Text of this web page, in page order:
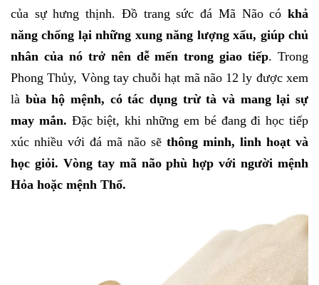
của sự hưng thịnh. Đồ trang sức đá Mã Não có khả
năng chống lại những xung năng lượng xấu, giúp chủ
nhân của nó trở nên dễ mến trong giao tiếp. Trong
Phong Thủy, Vòng tay chuỗi hạt mã não 12 ly được xem
là bùa hộ mệnh, có tác dụng trừ tà và mang lại sự
may mắn. Đặc biệt, khi những em bé đang đi học tiếp
xúc nhiều với đá mã não sẽ thông minh, linh hoạt và
học giỏi. Vòng tay mã não phù hợp với người mệnh
Hỏa hoặc mệnh Thổ.